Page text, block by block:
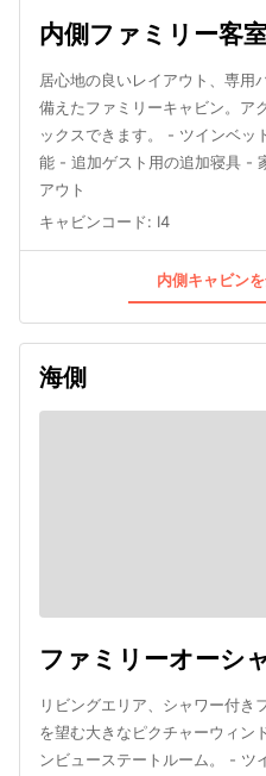
内側ファミリー客
居心地の良いレイアウト、専用
備えたファミリーキャビン。ア
ックスできます。 - ツインベッ
能 - 追加ゲスト用の追加寝具 -
アウト
キャビンコード: I4
内側キャビン
海側
ファミリーオーシ
リビングエリア、シャワー付き
を望む大きなピクチャーウィン
ンビューステートルーム。 - ツ